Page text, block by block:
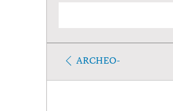
ARCHEO-